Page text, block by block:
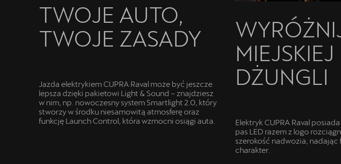
TWOJE AUTO,
TWOJE ZASADY
Jazda elektrykiem CUPRA Raval może być jeszcze
lepsza dzięki pakietowi Light & Sound – znajdziesz
w nim, np. nowoczesny system Smartlight 2.0, który
stworzy w środku niesamowitą atmosferę oraz
funkcję Launch Control, która wzmocni osiągi auta.
MIEJSKIEJ
DŻUNGLI
Elektryk CUPRA Raval
pas LED razem z logo
szerokość nadwozia,
charakter.